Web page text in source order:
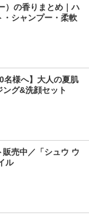
）の香りまとめ｜ハ
・シャンプー・柔軟
名様へ】大人の夏肌
ング&洗顔セット
売中／「シュウ ウ
ル